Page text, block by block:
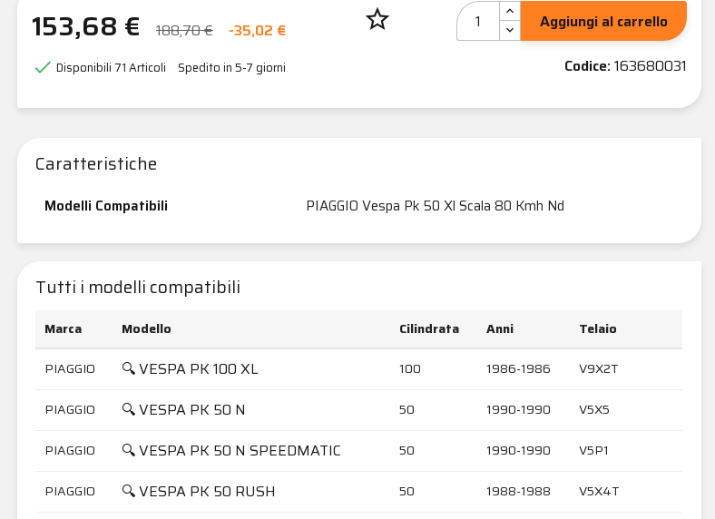
153,68 € 188,70 € -35,02 €
 Disponibili 71 Articoli Spedito in 5-7 giorni
star_border
Aggiungi al carrello
Codice:163680031
Caratteristiche
Modelli Compatibili PIAGGIO Vespa Pk 50 Xl Scala 80 Kmh Nd
Tutti i modelli compatibili
Marca Modello Cilindrata Anni
Telaio
PIAGGIO
🔍 VESPA PK 100 XL 100 1986-1986 V9X2T
PIAGGIO 🔍 VESPA PK 50 N 50 1990-1990 V5X5
PIAGGIO 🔍 VESPA PK 50 N SPEEDMATIC 50 1990-1990 V5P1
PIAGGIO 🔍 VESPA PK 50 RUSH 50 1988-1988 V5X4T